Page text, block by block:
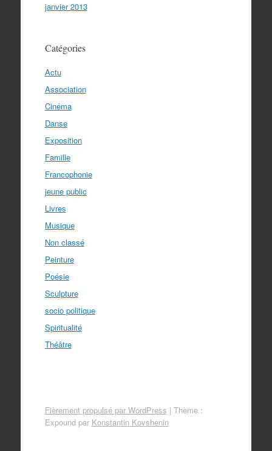
janvier 2013
Catégories
Actu
Association
Cinéma
Danse
Exposition
Famille
Francophonie
jeune public
Livres
Musique
Non classé
Peinture
Poésie
Sculpture
socio politique
Spiritualité
Théâtre
Fièrement propulsé par WordPress | Thème :
Expound par Konstantin Kovshenin